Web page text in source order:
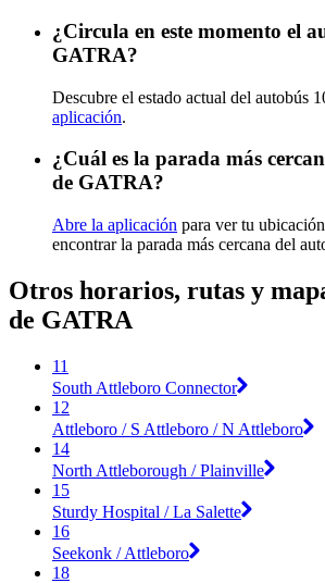
¿Circula en este momento el
GATRA?
Descubre el estado actual del autobús
aplicación.
¿Cuál es la parada más
de GATRA?
Abre la aplicación para ver tu
encontrar la parada más cercana del
Otros horarios, rutas y
de GATRA
11
South Attleboro Connector
12
Attleboro / S Attleboro / N Attleboro
14
North Attleborough / Plainville
15
Sturdy Hospital / La Salette
16
Seekonk / Attleboro
18